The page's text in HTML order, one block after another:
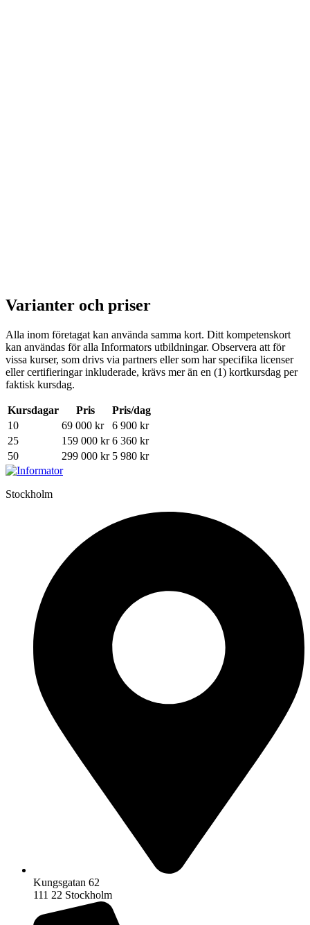
Varianter och priser
Alla inom företagat kan använda samma kort. Ditt kompetenskort
kan användas för alla Informators utbildningar. Observera att för
vissa kurser, som drivs via partners eller som har specifika licenser
eller certifieringar inkluderade, krävs mer än en (1) kortkursdag per
faktisk kursdag.
Kursdagar Pris
Pris/dag
10
69 000 kr
6 900 kr
25
159 000 kr 6 360 kr
50
299 000 kr 5 980 kr
Stockholm
Kungsgatan 62
111 22 Stockholm